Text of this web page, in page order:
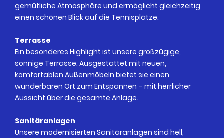
gemütliche Atmosphäre und ermöglicht gleichzeitig
einen schönen Blick auf die Tennisplätze.
Terrasse
Ein besonderes Highlight ist unsere großzügige,
sonnige Terrasse. Ausgestattet mit neuen,
komfortablen Außenmöbeln bietet sie einen
wunderbaren Ort zum Entspannen – mit herrlicher
Aussicht über die gesamte Anlage.
Sanitäranlagen
Unsere modernisierten Sanitäranlagen sind hell,